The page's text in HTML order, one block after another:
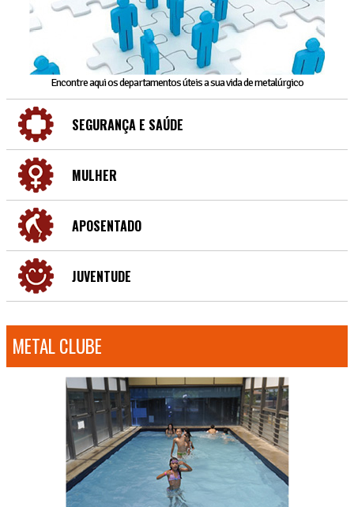
Encontre aqui os departamentos úteis a sua vida de metalúrgico
SEGURANÇA E SAÚDE
MULHER
APOSENTADO
JUVENTUDE
METAL CLUBE